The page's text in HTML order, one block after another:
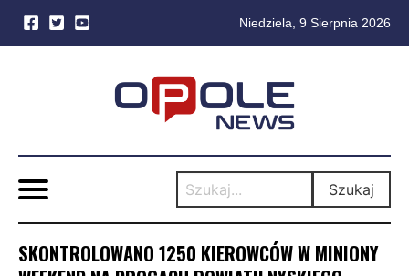
Niedziela, 9 Sierpnia 2026
Szukaj
SKONTROLOWANO 1250 KIEROWCÓW W MINIONY